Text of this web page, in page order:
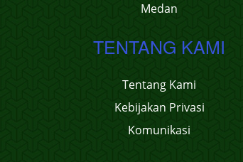
Medan
TENTANG KAMI
Tentang Kami
Kebijakan Privasi
Komunikasi